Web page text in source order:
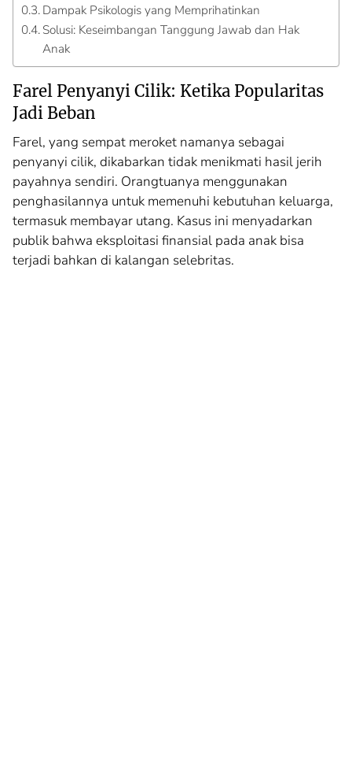
Dampak Psikologis yang Memprihatinkan
Solusi: Keseimbangan Tanggung Jawab dan Hak
Anak
Farel Penyanyi Cilik: Ketika Popularitas
Jadi Beban
Farel, yang sempat meroket namanya sebagai
penyanyi cilik, dikabarkan tidak menikmati hasil jerih
payahnya sendiri. Orangtuanya menggunakan
penghasilannya untuk memenuhi kebutuhan keluarga,
termasuk membayar utang. Kasus ini menyadarkan
publik bahwa eksploitasi finansial pada anak bisa
terjadi bahkan di kalangan selebritas.